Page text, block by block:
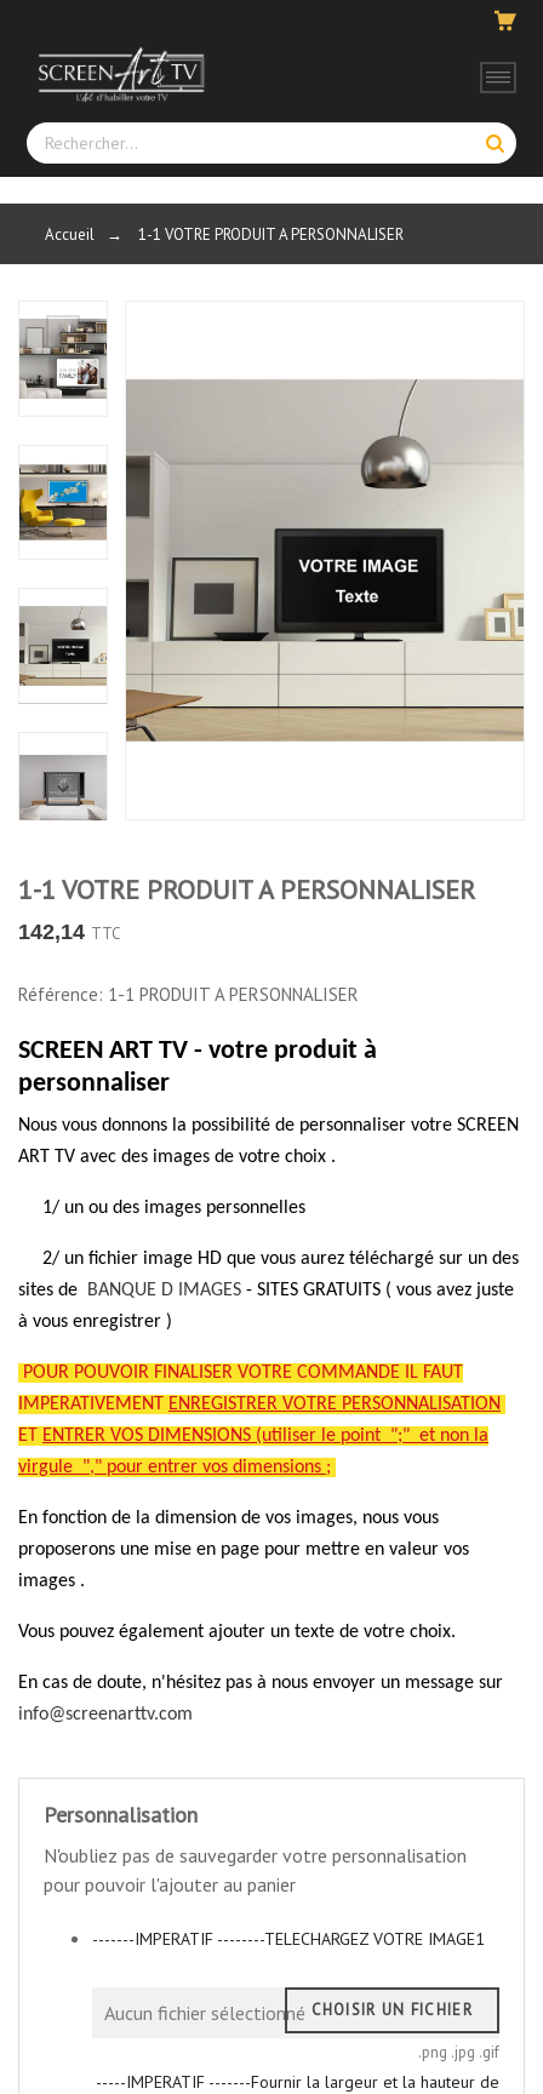
Accueil → 1-1 VOTRE PRODUIT A PERSONNALISER
1-1 VOTRE PRODUIT A PERSONNALISER
142,14 TTC
Référence: 1-1 PRODUIT A PERSONNALISER
SCREEN ART TV - votre produit à
personnaliser
Nous vous donnons la possibilité de personnaliser votre SCREEN
ART TV avec des images de votre choix .
1/ un ou des images personnelles
2/ un fichier image HD que vous aurez téléchargé sur un des
sites de
BANQUE D IMAGES - SITES GRATUITS ( vous avez juste
à vous enregistrer )
POUR POUVOIR FINALISER VOTRE COMMANDE IL FAUT
IMPERATIVEMENT
ENREGISTRER VOTRE PERSONNALISATION
ET
ENTRER VOS DIMENSIONS (utiliser le point ";" et non la
virgule "," pour entrer vos dimensions ;
En fonction de la dimension de vos images, nous vous
proposerons une mise en page pour mettre en valeur vos
images .
Vous pouvez également ajouter un texte de votre choix.
En cas de doute, n'hésitez pas à nous envoyer un message sur
info@screenarttv.com
Personnalisation
N'oubliez pas de sauvegarder votre personnalisation
pour pouvoir l'ajouter au panier
-------IMPERATIF --------TELECHARGEZ VOTRE IMAGE1
Aucun fichier sélectionné CHOISIR UN FICHIER
.png .jpg .gif
-----IMPERATIF -------Fournir la largeur et la hauteur de